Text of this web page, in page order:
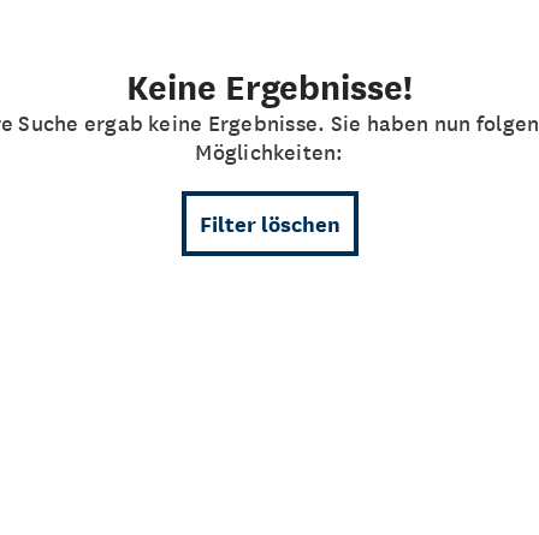
Keine Ergebnisse!
Suche ergab keine Ergebnisse. Sie haben nun
Möglichkeiten:
Filter löschen